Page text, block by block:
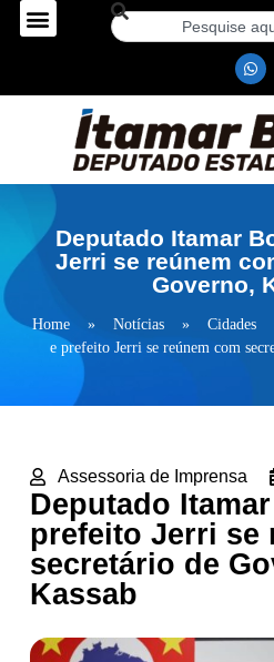
Deputado Itamar
Jerri se reúnem
Governo,
Home » Notícias » Cidades
e prefeito Jerri se reúnem com
Assessoria de Imprensa
Deputado
prefeito Jerri se
secretário de
Kassab